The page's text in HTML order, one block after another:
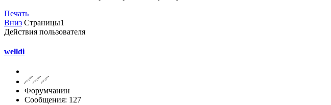
Печать
Вниз Страницы1
Действия пользователя
welldi
Форумчанин
Сообщения: 127